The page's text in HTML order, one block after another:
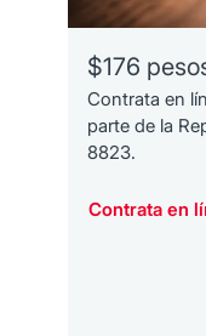
$176
Contrata en
parte de la
8823.
Contrata en